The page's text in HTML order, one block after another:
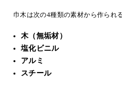
巾木は次の4種類の素材から作られ
木（無垢材）
塩化ビニル
アルミ
スチール